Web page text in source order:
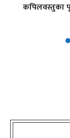
कपिलवस्तुका